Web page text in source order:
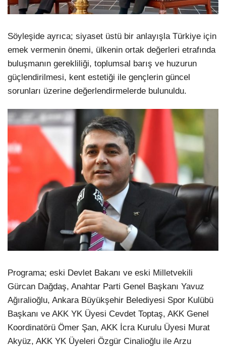
Söyleşide ayrıca; siyaset üstü bir anlayışla Türkiye için
emek vermenin önemi, ülkenin ortak değerleri etrafında
buluşmanın gerekliliği, toplumsal barış ve huzurun
güçlendirilmesi, kent estetiği ile gençlerin güncel
sorunları üzerine değerlendirmelerde bulunuldu.
Programa; eski Devlet Bakanı ve eski Milletvekili
Gürcan Dağdaş, Anahtar Parti Genel Başkanı Yavuz
Ağıralioğlu, Ankara Büyükşehir Belediyesi Spor Kulübü
Başkanı ve AKK YK Üyesi Cevdet Toptaş, AKK Genel
Koordinatörü Ömer Şan, AKK İcra Kurulu Üyesi Murat
Akyüz, AKK YK Üyeleri Özgür Cinalioğlu ile Arzu